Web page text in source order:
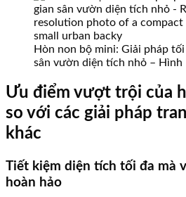
Hòn non bộ mini: Giải pháp
sân vườn diện tích nhỏ – Hình
Ưu điểm vượt trội của
so với các giải pháp
khác
Tiết kiệm diện tích tối đa mà
hoàn hảo